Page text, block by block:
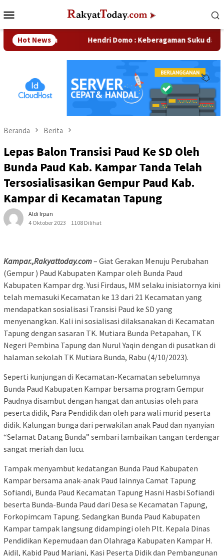
ke
Mobile
Hot News Hendri Domo : Keberagaman Suku dan Budaya
Beranda Berita
Lepas Balon Transisi Paud Ke SD Oleh
Bunda Paud Kab. Kampar Tanda Telah
Tersosialisasikan Gempur Paud Kab.
Kampar di Kecamatan Tapung
Aldi Irpan
4 Oktober 2023
1108 Dilihat
Kampar.,Rakyattoday.com– Giat Gerakan Menuju Perubahan
(Gempur ) Paud Kabupaten Kampar oleh Bunda Paud
Kabupaten Kampar drg. Yusi Firdaus, MM selaku inisiatornya kini
telah memasuki Kecamatan ke 13 dari 21 Kecamatan yang
mendapatkan sosialisasi Transisi Paud ke SD yang
menyenangkan. Kali ini sosialisasi dilaksanakan di Kecamatan
Tapung dengan sasaran TK. Mutiara Bunda Petapahan, TK
Negeri Pembina Tapung dan Nurul Yaqin dengan di pusatkan di
halaman sekolah TK Mutiara Bunda, Rabu (4/10/2023).
Seperti kunjungan di Kecamatan-Kecamatan sebelumnya
Bunda Paud Kabupaten Kampar bersama program Gempur
Paudnya disambut dengan hangat dan antusias oleh para
peserta didik, Para Pendidik dan oleh para wali murid peserta
didik. Kalungan bunga dari perwakilan anak Paud dan nyanyian
“Selamat Datang Bunda” sembari lambaikan tangan terdengar
sangat meriah dan lucu.
Tampak menyambut kedatangan Bunda Paud Kabupaten
Kampar bersama anak-anak Paud lainnya Camat Tapung
Sofiandi, Bunda Paud Kecamatan Tapung Hasni Hasbi Sofiandi
beserta Bunda-Bunda Paud dari Desa se Kecamatan Tapung,
Forkopimcam Tapung. Sedangkan Bunda Paud Kabupaten
Kampar tampak langsung didampingi oleh Plt. Kepala Dinas
Pendidikan Kepemudaan dan Olahraga Kabupaten Kampar H.
Aidil, Kabid Paud Mariani, Kasi Peserta Didik dan Pembangunan